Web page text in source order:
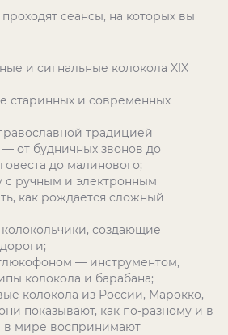
сеансы, на которых вы
и сигнальные колокола XIX
старинных и современных
традицией
— от будничных звонов до
до малинового;
с ручным и электронным
как рождается сложный
создающие
— инструментом,
колокола и барабана;
колокола из России, Марокко,
показывают, как по-разному и в
в мире воспринимают